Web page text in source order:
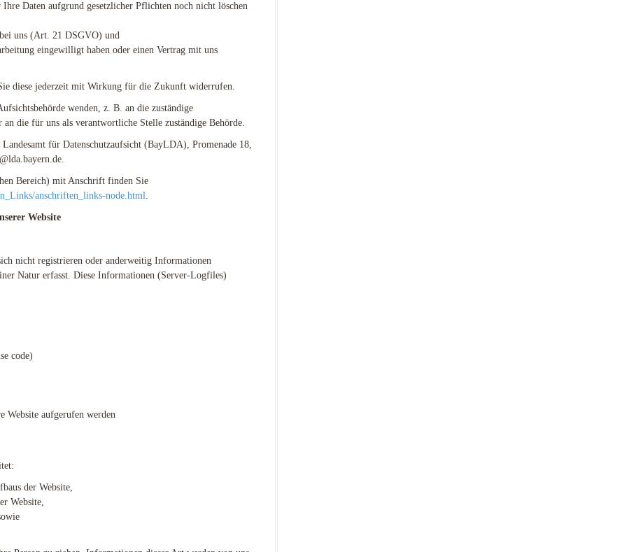
Daten aufgrund gesetzlicher Pflichten noch nicht löschen
uns (Art. 21 DSGVO) und
eingewilligt haben oder einen Vertrag mit uns
diese jederzeit mit Wirkung für die Zukunft widerrufen.
wenden, z. B. an die zuständige
an die für uns als verantwortliche Stelle zuständige Behörde.
für Datenschutzaufsicht (BayLDA), Promenade 18,
Bereich) mit Anschrift finden Sie
anschriften_links-node.html.
Website
nicht registrieren oder anderweitig Informationen
Natur erfasst. Diese Informationen (Server-Logfiles)
code)
Website aufgerufen werden
der Website,
Website,